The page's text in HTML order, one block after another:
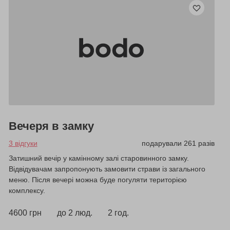
Вечеря в замку
3 відгуки
подарували 261 разів
Затишний вечір у камінному залі старовинного замку.
Відвідувачам запропонують замовити страви із загального
меню. Після вечері можна буде погуляти територією
комплексу.
4600 грн до 2 люд. 2 год.